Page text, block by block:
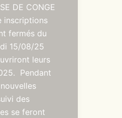
DE CONGE
inscriptions
fermés du
15/08/25
leurs
Pendant
des
se feront